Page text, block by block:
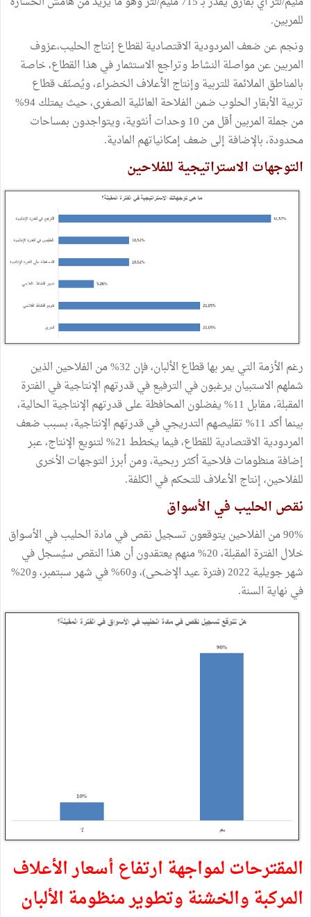
للمربين.
ونجم عن ضعف المردودية الاقتصادية لقطاع إنتاج الحليب،عزوف
المربين عن مواصلة النشاط وتراجع الاستثمار في هذا القطاع، خاصة
بالمناطق الملائمة للتربية وإنتاج الأعلاف الخضراء، ويُصنّف قطاع
تربية الأبقار الحلوب ضمن الفلاحة العائلية الصغرى، حيث يمتلك 94%
من جملة المربين أقل من 10 وحدات أنثوية، ويتواجدون بمساحات
محدودة، بالإضافة إلى ضعف إمكانياتهم المادية.
التوجهات الاستراتيجية للفلاحين
رغم الأزمة التي يمر بها قطاع الألبان، فإن 32% من الفلاحين الذين
شملهم الاستبيان يرغبون في الترفيع في قدرتهم الإنتاجية في الفترة
المقبلة، مقابل 11% يفضلون المحافظة على قدرتهم الإنتاجية الحالية،
بينما أكد 11% تقليصهم التدريجي في قدرتهم الإنتاجية، بسبب ضعف
المردودية الاقتصادية للقطاع، فيما يخطط 21% لتنويع الإنتاج، عبر
إضافة منظومات فلاحية أكثر ربحية، ومن أبرز التوجهات الأخرى
للفلاحين، إنتاج الأعلاف للتحكم في الكلفة.
نقص الحليب في الأسواق
90% من الفلاحين يتوقعون تسجيل نقص في مادة الحليب في الأسواق
خلال الفترة المقبلة، 20% منهم يعتقدون أن هذا النقص سيُسجل في
شهر جويلية 2022 (فترة عيد الإضحى)، و60% في شهر سبتمبر، و20%
في نهاية السنة.
المقترحات لمواجهة ارتفاع أسعار الأعلاف
المركبة والخشنة وتطوير منظومة الألبان